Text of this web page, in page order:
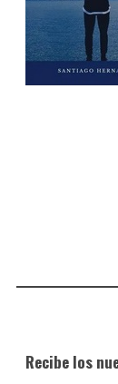
Recibe los